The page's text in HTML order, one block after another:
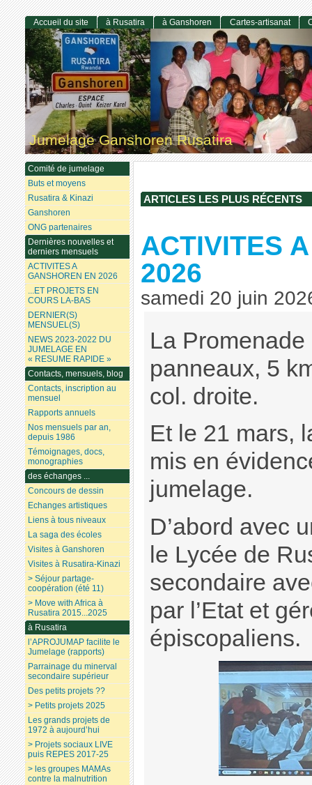
Jumelage Ganshoren Rusatira
ARTICLES LES PLUS RÉCENTS
ACTIVITES
2026
samedi 20 juin
La
panneaux, 5
col. droite.
Et le 21 mars,
mis en
jumelage.
D’abord avec
le Lycée de
secondaire
par l’Etat et
épiscopaliens.
Accueil du site à Rusatira à Ganshoren Cartes-artisanat
Comité de jumelage
Buts et moyens
Rusatira & Kinazi
Ganshoren
ONG partenaires
Dernières nouvelles et
derniers mensuels
ACTIVITES A
GANSHOREN EN 2026
...ET PROJETS EN
COURS LA-BAS
DERNIER(S)
MENSUEL(S)
NEWS 2023-2022 DU
JUMELAGE EN
« RESUME RAPIDE »
Contacts, mensuels, blog
Contacts, inscription au
mensuel
Rapports annuels
Nos mensuels par an,
depuis 1986
Témoignages, docs,
monographies
des échanges ...
Concours de dessin
Echanges artistiques
Liens à tous niveaux
La saga des écoles
Visites à Ganshoren
Visites à Rusatira-Kinazi
> Séjour partage-
coopération (été 11)
> Move with Africa à
Rusatira 2015...2025
à Rusatira
l’APROJUMAP facilite le
Jumelage (rapports)
Parrainage du minerval
secondaire supérieur
Des petits projets ??
> Petits projets 2025
Les grands projets de
1972 à aujourd’hui
> Projets sociaux LIVE
puis REPES 2017-25
> les groupes MAMAs
contre la malnutrition